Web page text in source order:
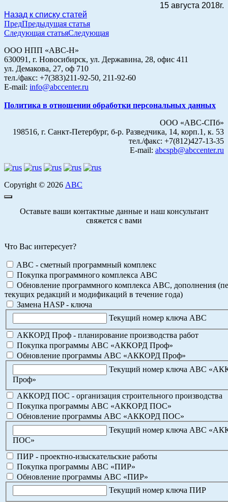
15 августа 2018г.
Назад к списку статей
ПредПредыдущая статья
Следующая статьяСледующая
ООО НПП «АВС-Н»
630091, г. Новосибирск, ул. Державина, 28, офис 411
ул. Демакова, 27, оф 710
тел./факс: +7(383)211-92-50, 211-92-60
E-mail: info@abccenter.ru
Политика в отношении обработки персональных данных
ООО «АВС-СПб»
198516, г. Санкт-Петербург, б-р. Разведчика, 14, корп.1, к. 53
тел./факс: +7(812)427-13-35
E-mail: abcspb@abccenter.ru
Copyright © 2026 АВС
Оставьте ваши контактные данные и наш консультант
свяжется с вами
Что Вас интересует?
ABC - сметный программный комплекс
Покупка программного комплекса АВС
Обновление программного комплекса АВС, дополнения
текущих редакций и модификаций в течение года)
Замена HASP - ключа
Текущий номер ключа АВС
АККОРД Проф - планирование производства работ
Покупка программы АВС «АККОРД Проф»
Обновление программы АВС «АККОРД Проф»
Текущий номер ключа АВС
Проф»
АККОРД ПОС - организация строительного производства
Покупка программы АВС «АККОРД ПОС»
Обновление программы АВС «АККОРД ПОС»
Текущий номер ключа АВС
ПОС»
ПИР - проектно-изыскательские работы
Покупка программы АВС «ПИР»
Обновление программы АВС «ПИР»
Текущий номер ключа ПИР